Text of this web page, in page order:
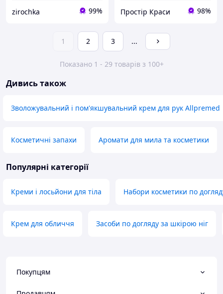
zirochka 99% Простір Краси 98%
1 2 3 ...
Показано 1 - 29 товарів з 100+
Дивись також
Зволожувальний і пом'якшувальний крем для рук Allpremed
Косметичні запахи Аромати для мила та косметики
Популярні категорії
Креми і лосьйони для тіла Набори косметики по
Крем для обличчя Засоби по догляду за шкірою ніг
Покупцям